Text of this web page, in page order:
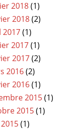
2018(1)
2018(2)
2017(1)
2017(1)
2017(2)
2016(2)
2016(1)
2015(1)
2015(1)
(1)